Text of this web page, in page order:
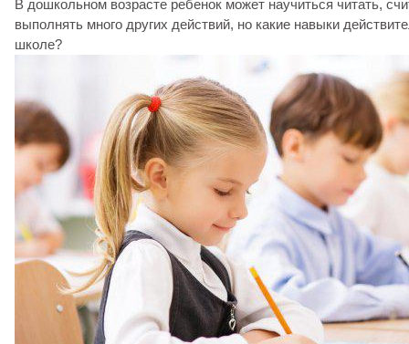
В дошкольном возрасте ребенок может научиться читать,
выполнять много других действий, но какие навыки
школе?